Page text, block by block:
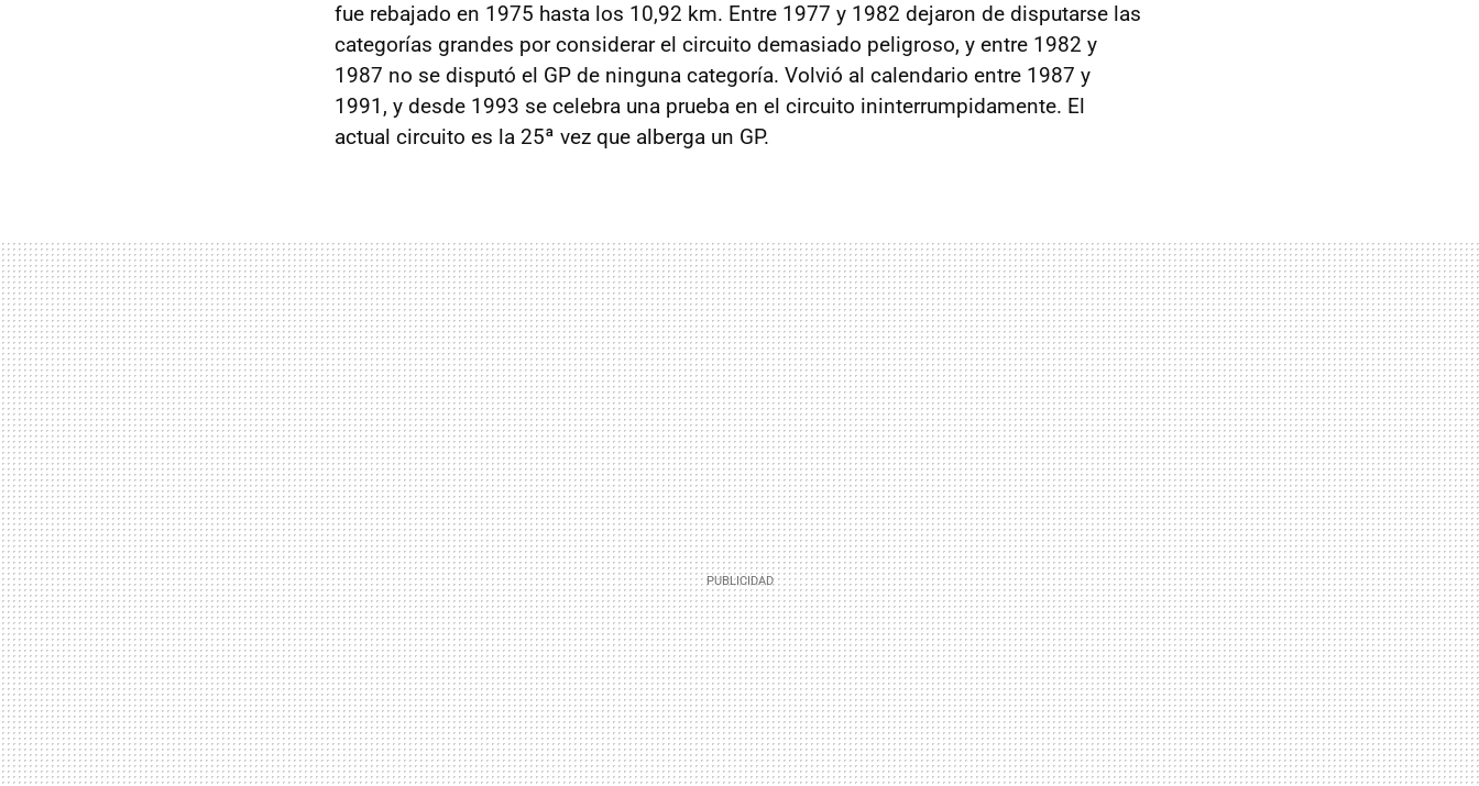
fue rebajado en 1975 hasta los 10,92 km. Entre 1977 y 1982 dejaron de disputarse las
categorías grandes por considerar el circuito demasiado peligroso, y entre 1982 y
1987 no se disputó el GP de ninguna categoría. Volvió al calendario entre 1987 y
1991, y desde 1993 se celebra una prueba en el circuito ininterrumpidamente. El
actual circuito es la 25ª vez que alberga un GP.